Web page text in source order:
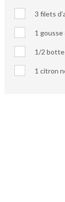
3 filets
1 gousse
1/2 botte
1 citron